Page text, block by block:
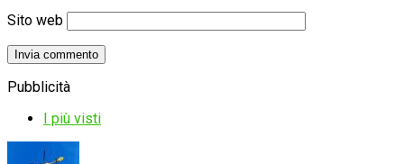
Sito web
Pubblicità
I più visti